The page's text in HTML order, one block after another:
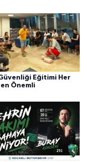
Eğitimi Her
Önemli